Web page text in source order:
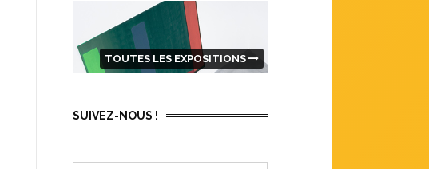
TOUTES LES EXPOSITIONS
SUIVEZ-NOUS !